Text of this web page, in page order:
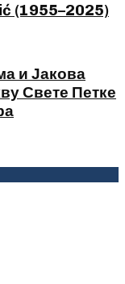
(1955–2025)
и Јакова
Свете Петке